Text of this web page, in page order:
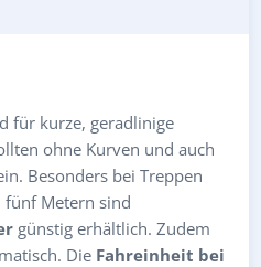
für kurze, geradlinige
ohne Kurven und auch
Besonders bei Treppen
fünf Metern sind
günstig erhältlich. Zudem
Die Fahreinheit bei